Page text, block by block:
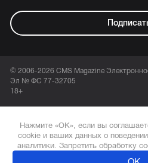
© 2006-2026 CMS Magazine
Эл № ФС 77-32705
18+
Нажмите «ОК», если вы
cookie и ваших данных о
аналитики. Запретить обработку